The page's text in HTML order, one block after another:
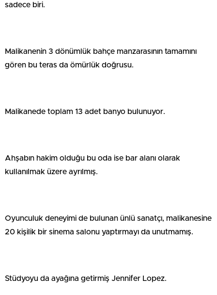
sadece biri.
Malikanenin 3 dönümlük bahçe manzarasının tamamını
gören bu teras da ömürlük doğrusu.
Malikanede toplam 13 adet banyo bulunuyor.
Ahşabın hakim olduğu bu oda ise bar alanı olarak
kullanılmak üzere ayrılmış.
Oyunculuk deneyimi de bulunan ünlü sanatçı, malikanesine
20 kişilik bir sinema salonu yaptırmayı da unutmamış.
Stüdyoyu da ayağına getirmiş Jennifer Lopez.